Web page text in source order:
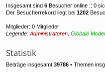
Insgesamt sind 6 Besucher online :: 0
Der Besucherrekord liegt bei 1202
Mitglieder: 0 Mitglieder
Legende: Administratoren Globale
Statistik
Beiträge insgesamt 39786 • Themen